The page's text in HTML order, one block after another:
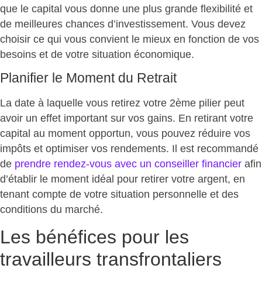
que le capital vous donne une plus grande flexibilité et
de meilleures chances d’investissement. Vous devez
choisir ce qui vous convient le mieux en fonction de vos
besoins et de votre situation économique.
Planifier le Moment du Retrait
La date à laquelle vous retirez votre 2ème pilier peut
avoir un effet important sur vos gains. En retirant votre
capital au moment opportun, vous pouvez réduire vos
impôts et optimiser vos rendements. Il est recommandé
de prendre rendez-vous avec un conseiller financier afin
d’établir le moment idéal pour retirer votre argent, en
tenant compte de votre situation personnelle et des
conditions du marché.
Les bénéfices pour les
travailleurs transfrontaliers